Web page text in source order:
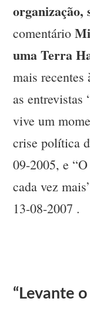
organização,
comentário
uma Terra
mais
as entrevistas
vive um
crise política
09-2005, e
cada vez
13-08-2007 .
“Levante